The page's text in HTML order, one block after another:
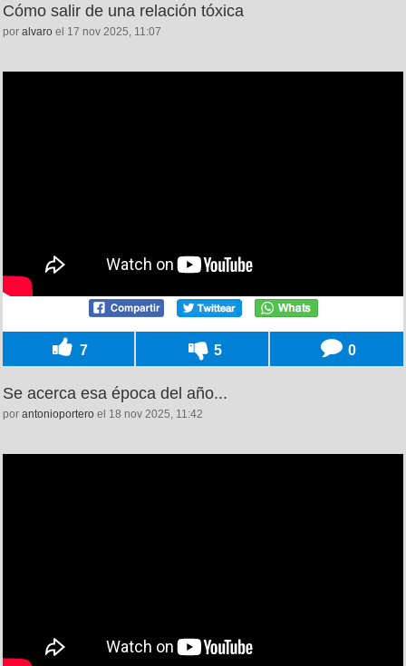
Cómo salir de una relación tóxica
por alvaro el 17 nov 2025, 11:07
7 5 0
Se acerca esa época del año...
por antonioportero el 18 nov 2025, 11:42